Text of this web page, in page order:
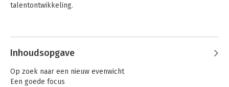
talentontwikkeling.
Andere boeken door Rico Schuijers
Inhoudsopgave
Op zoek naar een nieuw evenwicht
Een goede focus